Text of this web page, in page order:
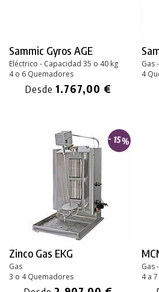
Sammic Gyros AGE
Eléctrico - Capacidad 35 o 40 kg
4 o 6 Quemadores
Desde 1.767,00 €
Gas
4
- 15%
Zinco Gas EKG
Gas
3 o 4 Quemadores
Gas
4 a